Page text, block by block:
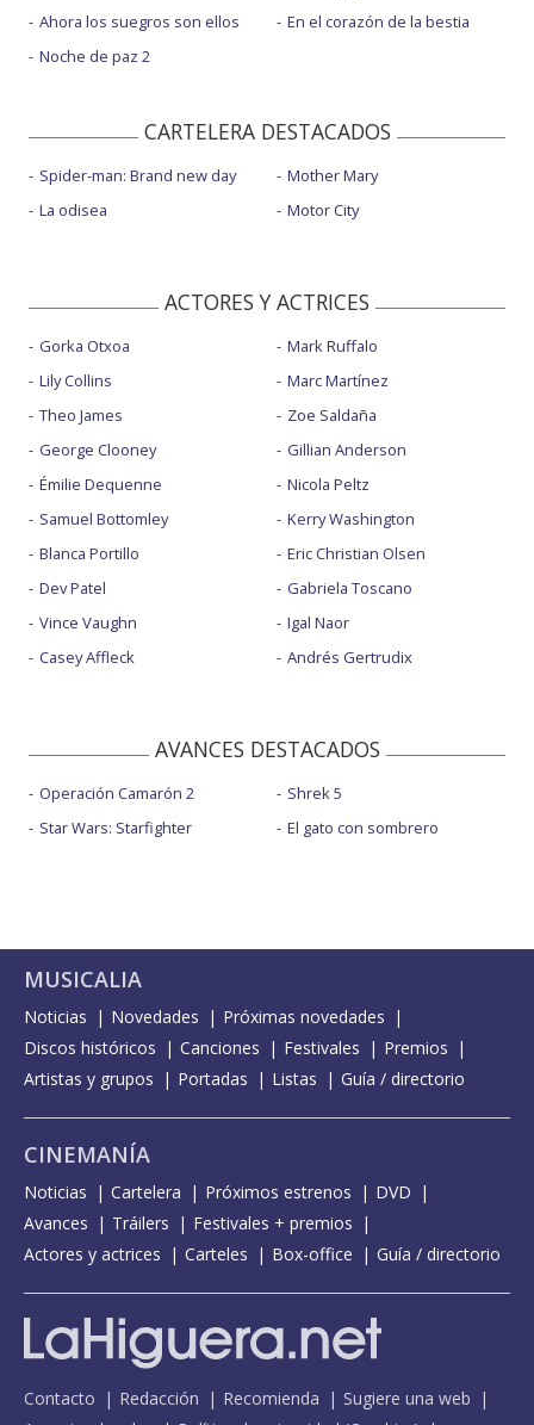
Ahora los suegros son ellos
Noche de paz 2
En el corazón de la bestia
CARTELERA DESTACADOS
Spider-man: Brand new day
La odisea
Mother Mary
Motor City
ACTORES Y ACTRICES
Gorka Otxoa
Lily Collins
Theo James
George Clooney
Émilie Dequenne
Samuel Bottomley
Blanca Portillo
Dev Patel
Vince Vaughn
Casey Affleck
Mark Ruffalo
Marc Martínez
Zoe Saldaña
Gillian Anderson
Nicola Peltz
Kerry Washington
Eric Christian Olsen
Gabriela Toscano
Igal Naor
Andrés Gertrudix
AVANCES DESTACADOS
Operación Camarón 2
Star Wars: Starfighter
Shrek 5
El gato con sombrero
MUSICALIA
Noticias Novedades
Próximas novedades
Discos históricos
Canciones Festivales
Premios
Artistas y grupos
Portadas Listas Guía / directorio
CINEMANÍA
Noticias Cartelera Próximos estrenos
DVD
Avances
Tráilers
Festivales + premios
Actores y actrices
Carteles Box-office Guía / directorio
Contacto Redacción Recomienda
Sugiere una web